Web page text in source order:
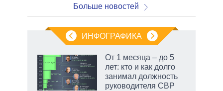
Больше новостей
ИНФОГРАФИКА
От 1 месяца – до 5
лет: кто и как долго
занимал должность
руководителя СВР